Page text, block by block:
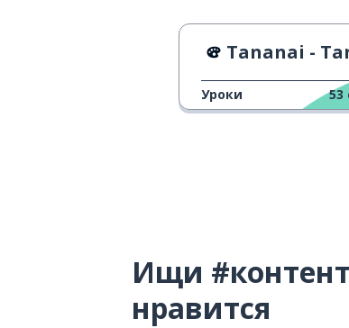
Tananai -
Уроки 53
Ищи
нравится